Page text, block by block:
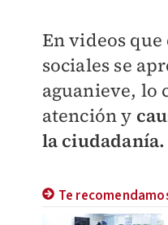
En videos
sociales se
aguanieve, lo
atención y
la ciudadanía.
Te